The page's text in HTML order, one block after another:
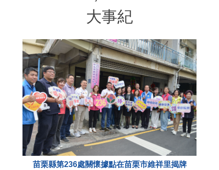
大事紀
苗栗縣第236處關懷據點在苗栗市維祥里揭牌